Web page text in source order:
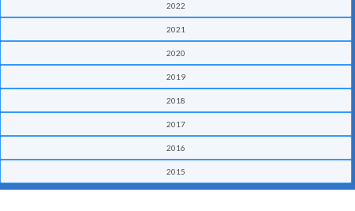
2022
2021
2020
2019
2018
2017
2016
2015